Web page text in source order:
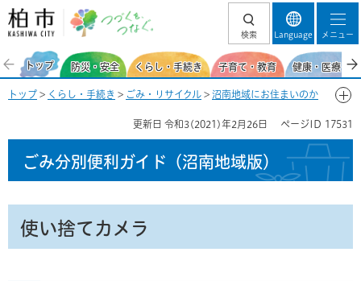
柏市 つづくを、
検索 Language メニュー
トップ 防災・安全 くらし・手続き 子育て・教育 健康・医療・
トップ > くらし・手続き > ごみ・リサイクル > 沼南地域にお住まいのか
更新日 令和3(2021)年2月26日 ページID 17531
ごみ分別便利ガイド （沼南地域版）
使い捨てカメラ